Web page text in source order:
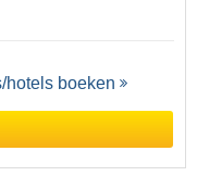
hotels boeken